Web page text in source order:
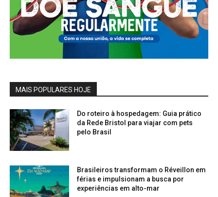
MAIS POPULARES HOJE
Do roteiro à hospedagem: Guia prático
da Rede Bristol para viajar com pets
pelo Brasil
Brasileiros transformam o Réveillon em
férias e impulsionam a busca por
experiências em alto-mar